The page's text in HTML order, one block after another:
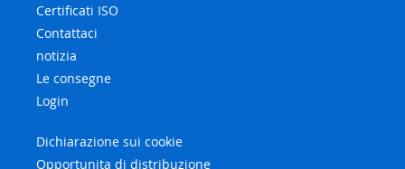
Certificati ISO
Contattaci
notizia
Le consegne
Login
Dichiarazione sui cookie
Opportunita di distribuzione